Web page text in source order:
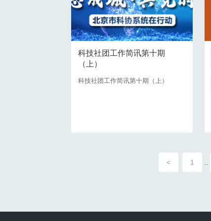
科技社团工作简讯第十期
（上）
科技社团工作简讯第十期（上）
< 1